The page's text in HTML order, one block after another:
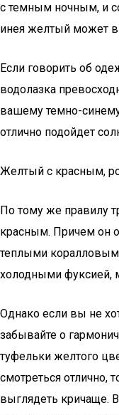
с темным ночным, и
инея желтый может
Если говорить об
водолазка
вашему темно-
отлично подойдет
Желтый с красным,
По тому же правилу
красным. Причем он
теплыми коралловым
холодными фуксией,
Однако если вы не
забывайте о
туфельки желтого
смотреться отлично,
выглядеть кричаще.